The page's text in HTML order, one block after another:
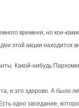
времени, но кое-
этой акции
Какой-нибудь
и это здорово. А было
одно заседание,